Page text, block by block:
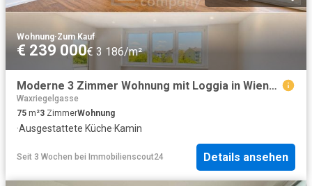
Wohnung·Zum Kauf
€ 239 000€ 3 186/m²
Moderne 3 Zimmer Wohnung mit Loggia in Wiener Neustadt – 75m², Top Ausstattung und Grünblick
Waxriegelgasse
75 m²3 ZimmerWohnung
·Ausgestattete Küche·Kamin
Seit 3 Wochen bei Immobilienscout24 Details ansehen